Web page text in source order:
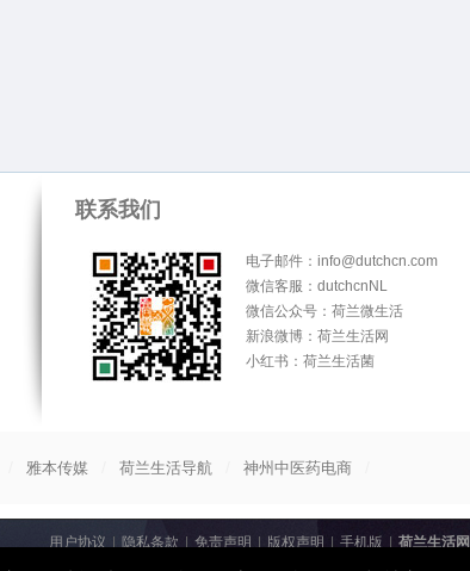
联系我们
电子邮件：info@dutchcn.com
微信客服：dutchcnNL
微信公众号：荷兰微生活
新浪微博：荷兰生活网
小红书：荷兰生活菌
雅本传媒 荷兰生活导航 神州中医药电商
用户协议 | 隐私条款 | 免责声明 | 版权声明 | 手机版 | 荷兰生活网
荷兰生活网 All Rights Reserved